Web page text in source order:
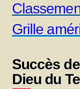
Grille
Succès
Dieu du